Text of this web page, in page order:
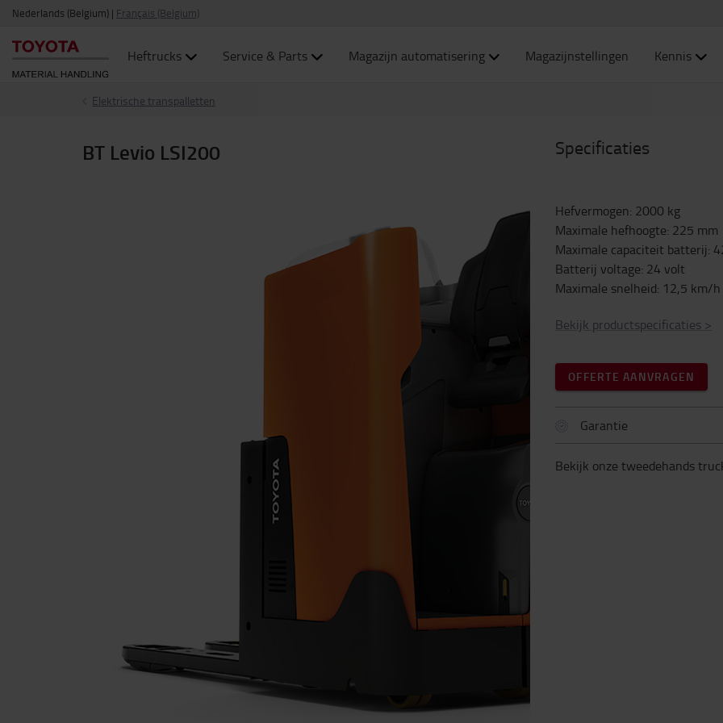
Nederlands (Belgium) | Français (Belgium)
Heftrucks Service & Parts Magazijn automatisering Magazijnstellingen Kennis
Elektrische transpalletten
BT Levio LSI200 Specificaties
Hefvermogen: 2000 kg
Maximale hefhoogte: 225 mm
Maximale capaciteit batterij:
Batterij voltage: 24 volt
Maximale snelheid: 12,5 km/h
Bekijk productspecificaties >
OFFERTE AANVRAGEN
Garantie
Bekijk onze tweedehands